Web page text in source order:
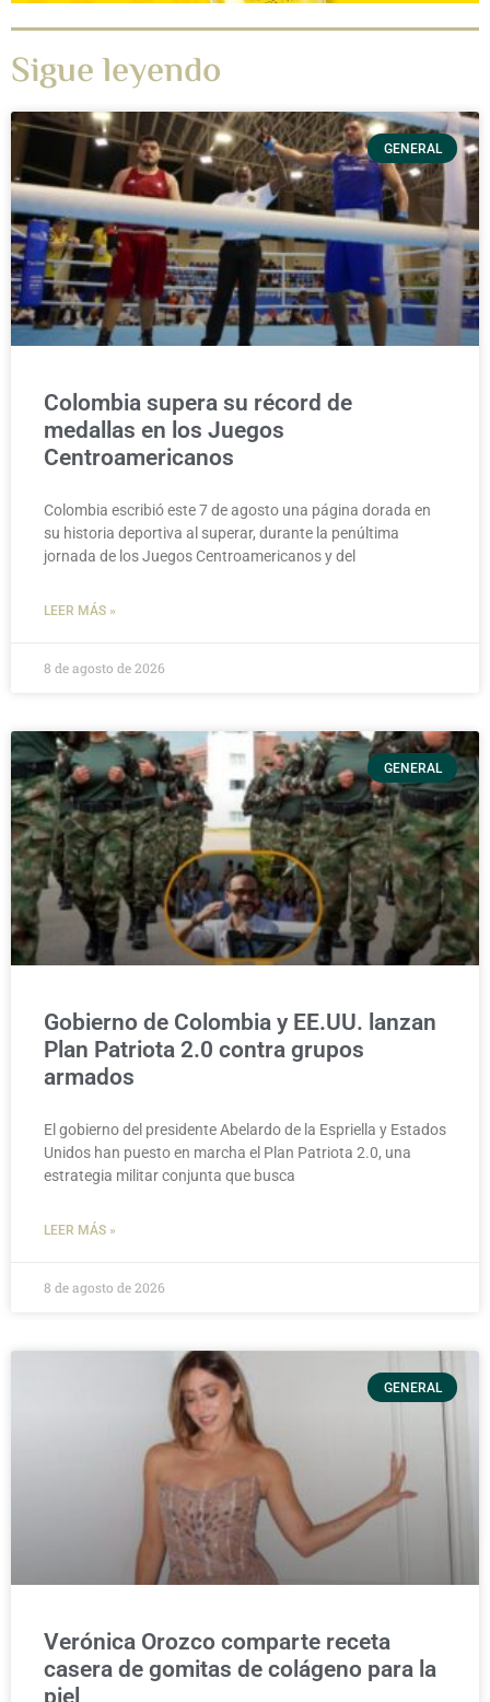
Sigue leyendo
GENERAL
Colombia supera su récord de
medallas en los Juegos
Centroamericanos
Colombia escribió este 7 de agosto una página dorada en
su historia deportiva al superar, durante la penúltima
jornada de los Juegos Centroamericanos y del
LEER MÁS »
8 de agosto de 2026
GENERAL
Gobierno de Colombia y EE.UU. lanzan
Plan Patriota 2.0 contra grupos
armados
El gobierno del presidente Abelardo de la Espriella y Estados
Unidos han puesto en marcha el Plan Patriota 2.0, una
estrategia militar conjunta que busca
LEER MÁS »
8 de agosto de 2026
GENERAL
Verónica Orozco comparte receta
casera de gomitas de colágeno para la